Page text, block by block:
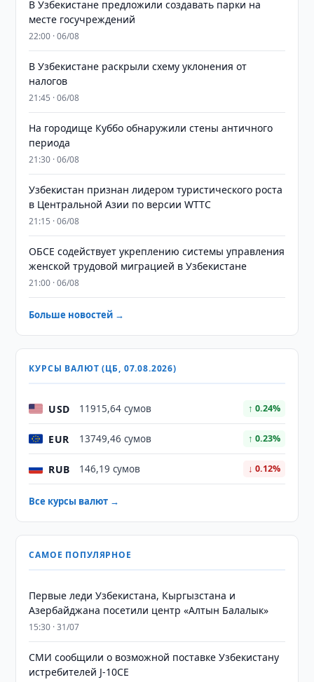
В Узбекистане предложили создавать парки на
месте госучреждений
22:00 · 06/08
В Узбекистане раскрыли схему уклонения от
налогов
21:45 · 06/08
На городище Куббо обнаружили стены античного
периода
21:30 · 06/08
Узбекистан признан лидером туристического роста
в Центральной Азии по версии WTTC
21:15 · 06/08
ОБСЕ содействует укреплению системы управления
женской трудовой миграцией в Узбекистане
21:00 · 06/08
Больше новостей →
КУРСЫ ВАЛЮТ (ЦБ, 07.08.2026)
USD 11915,64 сумов ↑ 0.24%
EUR 13749,46 сумов ↑ 0.23%
RUB 146,19 сумов ↓ 0.12%
Все курсы валют →
САМОЕ ПОПУЛЯРНОЕ
Первые леди Узбекистана, Кыргызстана и
Азербайджана посетили центр «Алтын Балалык»
15:30 · 31/07
СМИ сообщили о возможной поставке Узбекистану
истребителей J-10CE